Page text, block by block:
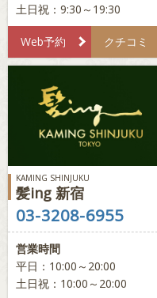
土日祝：9:30～19:30
Web予約 クチコミ
KAMING SHINJUKU
髪ing 新宿
03-3208-6955
営業時間
平日：10:00～20:00
土日祝：10:00～20:00